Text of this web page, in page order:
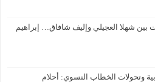
بين شهلا العجيلي وإليف شافاق… إبراهيم
وتحولات الخطاب النسوي: أحلام